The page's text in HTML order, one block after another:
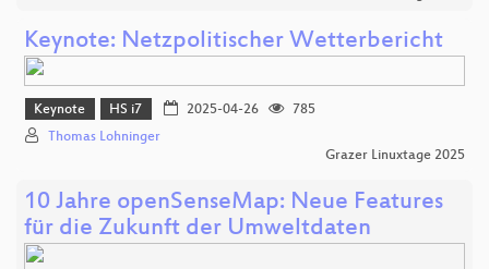
Keynote: Netzpolitischer Wetterbericht
Keynote HS i7 2025-04-26
785
Thomas Lohninger
Grazer Linuxtage 2025
10 Jahre openSenseMap: Neue Features
für die Zukunft der Umweltdaten